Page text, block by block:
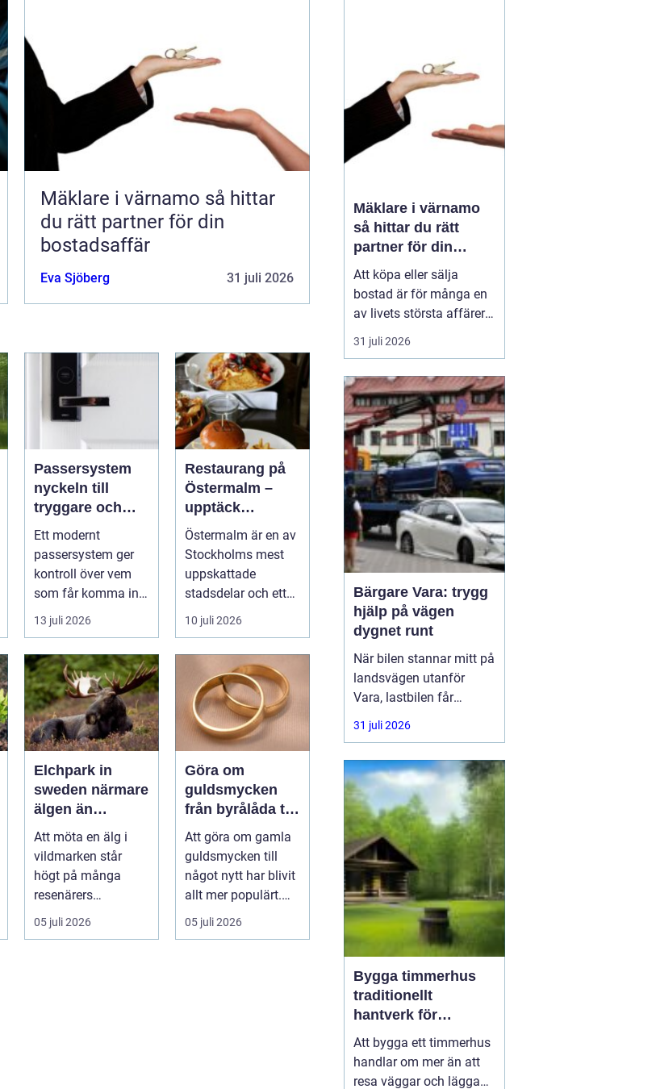
Mäklare i värnamo så hittar
du rätt partner för din
bostadsaffär
Eva Sjöberg 31 juli 2026
Passersystem
nyckeln till
tryggare och
smidigare
Ett modernt
passersystem ger
kontroll över vem
som får komma in i
en byggnad, när de
får komma in oc...
13 juli 2026
Restaurang på
Östermalm –
upptäck
matupplevelser i
en av
Stockholms
mest attraktiva
Östermalm är en av
Stockholms mest
uppskattade
stadsdelar och ett
självklart val f&ou...
10 juli 2026
Elchpark in
sweden närmare
älgen än
någonsin
Att möta en älg i
vildmarken står
högt på många
resenärers
önskelista. Älgen är
Skandinaviens
05 juli 2026
Göra om
guldsmycken
från byrålåda till
älskad favorit
Att göra om gamla
guldsmycken till
något nytt har blivit
allt mer populärt.
Många har ärvda
ringar, ...
05 juli 2026
Mäklare i värnamo
så hittar du rätt
partner för din
bostadsaffär
Att köpa eller sälja
bostad är för många en
av livets största affärer.
Valet
Värnamo påverkar
stressig processen
upplevs. I en marknad
som rör sig snabbt, med
allt från...
31 juli 2026
Bärgare Vara: trygg
hjälp på vägen
dygnet runt
När bilen stannar mitt på
landsvägen utanför
Vara, lastbilen får
punktering i
rusningstrafik eller
på väg genom
Skaraborg är trygg och
snabb hjälp avgörande.
En
31 juli 2026
Bygga timmerhus
traditionellt
hantverk för
moderna behov
Att bygga ett timmerhus
handlar om mer än att
resa väggar och lägga